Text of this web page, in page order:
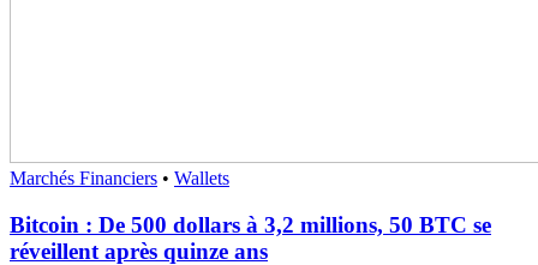
Marchés Financiers • Wallets
Bitcoin : De 500 dollars à 3,2 millions, 50 BTC se
réveillent après quinze ans